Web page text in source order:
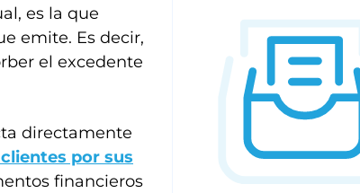
es la que
emite. Es decir,
el excedente
directamente
por sus
financieros